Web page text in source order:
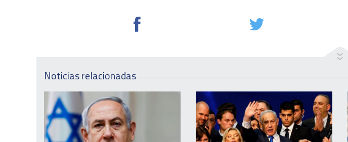
Noticias relacionadas